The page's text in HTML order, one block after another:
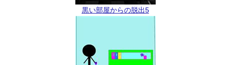
黒い部屋からの脱出5